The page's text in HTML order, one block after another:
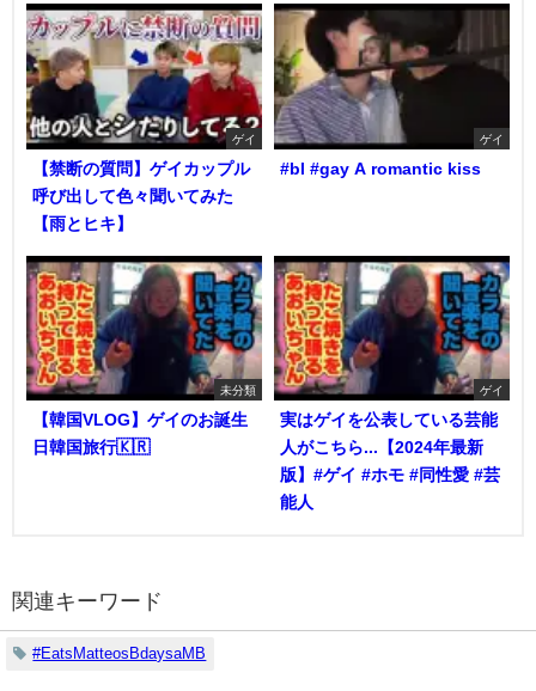
ゲイ
【禁断の質問】ゲイカップル
呼び出して色々聞いてみた
【雨とヒキ】
ゲイ
#bl #gay A romantic kiss
未分類
【韓国VLOG】ゲイのお誕生
日韓国旅行🇰🇷
ゲイ
実はゲイを公表している芸能
人がこちら...【2024年最新
版】#ゲイ #ホモ #同性愛 #芸
能人
関連キーワード
#EatsMatteosBdaysaMB